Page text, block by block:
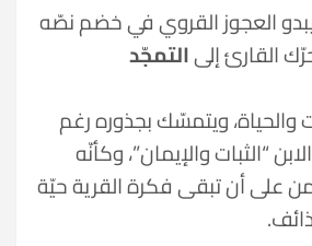
العجوز القروي في خضم نصّه
القارئ إلىالتمجّد
ويتمسّك بجذوره رغم
“الثبات والإيمان”، وكأنّه
على أن تبقى فكرة القرية حيّة